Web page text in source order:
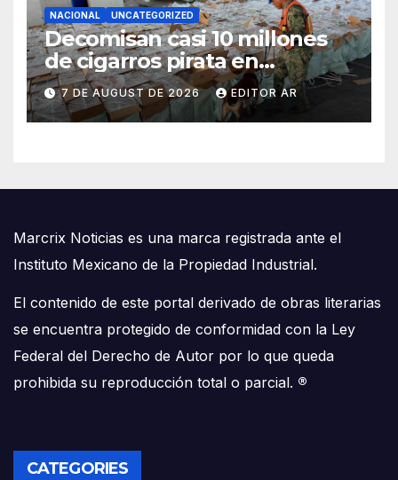
NACIONAL UNCATEGORIZED
Decomisan casi 10 millones
de cigarros pirata en
Michoacán
7 DE AUGUST DE 2026 EDITOR AR
Marcrix Noticias es una marca registrada ante el
Instituto Mexicano de la Propiedad Industrial.
El contenido de este portal derivado de obras literarias
se encuentra protegido de conformidad con la Ley
Federal del Derecho de Autor por lo que queda
prohibida su reproducción total o parcial. ®
CATEGORIES